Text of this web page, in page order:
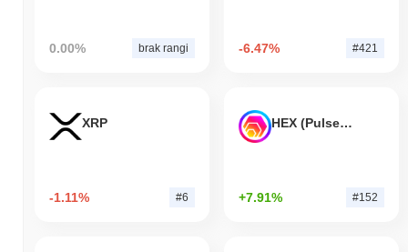
0.00% brak rangi -6.47% #421
XRP
-1.11% #6
HEX (Pulsechain)
+7.91% #152